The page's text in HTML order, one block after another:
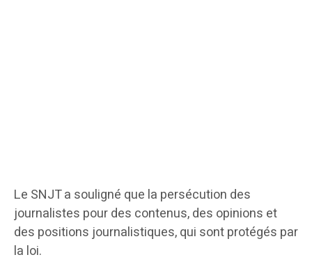
Le SNJT a souligné que la persécution des
journalistes pour des contenus, des opinions et
des positions journalistiques, qui sont protégés par
la loi.